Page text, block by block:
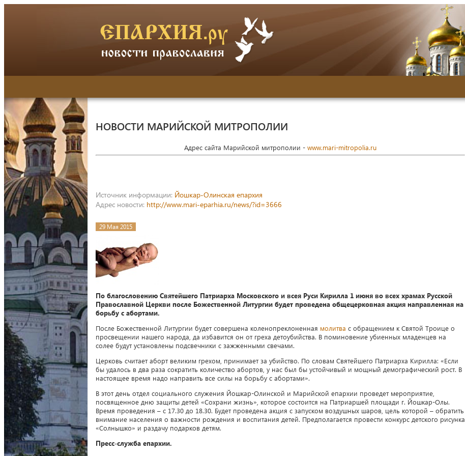
НОВОСТИ МАРИЙСКОЙ МИТРОПОЛИИ
Адрес сайта Марийской митрополии - www.mari-mitropolia.ru
Источник информации: Йошкар-Олинская епархия
Адрес новости: http://www.mari-eparhia.ru/news/?id=3666
29 Мая 2015
По благословению Святейшего Патриарха Московского и всея Руси Кирилла 1 июня во всех храмах Русской
Православной Церкви после Божественной Литургии будет проведена общецерковная акция направленная на
борьбу с абортами.
После Божественной Литургии будет совершена коленопреклоненная молитва с обращением к Святой Троице о
просвещении нашего народа, да избавится он от греха детоубийства. В поминовение убиенных младенцев на
солее будут установлены подсвечники с зажженными свечами.
Церковь считает аборт великим грехом, принимает за убийство. По словам Святейшего Патриарха Кирилла: «Если
бы удалось в два раза сократить количество абортов, у нас был бы устойчивый и мощный демографический рост. В
настоящее время надо направить все силы на борьбу с абортами».
В этот день отдел социального служения Йошкар-Олинской и Марийской епархии проведет мероприятие,
посвященное дню защиты детей «Сохрани жизнь», которое состоится на Патриаршей площади г. Йошкар-Олы.
Время проведения – с 17.30 до 18.30. Будет проведена акция с запуском воздушных шаров, цель которой – обратить
внимание населения о важности рождения и воспитания детей. Предполагается провести конкурс детского рисунка
«Солнышко» и раздачу подарков детям.
Пресс-служба епархии.